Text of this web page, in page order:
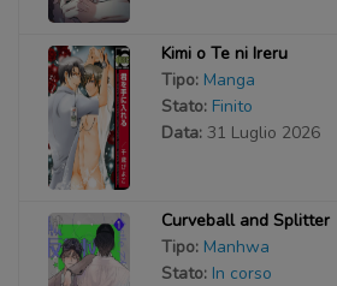
Kimi o Te ni Ireru
Tipo: Manga
Stato: Finito
Data: 31 Luglio 2026
Curveball and Splitter
Tipo: Manhwa
Stato: In corso